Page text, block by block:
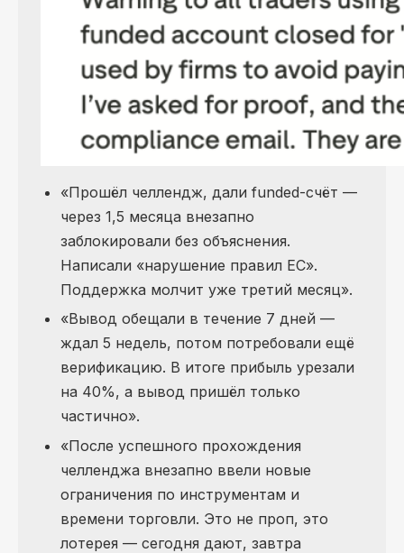
«Прошёл челлендж, дали funded-счёт —
через 1,5 месяца внезапно
заблокировали без объяснения.
Написали «нарушение правил ЕС».
Поддержка молчит уже третий месяц».
«Вывод обещали в течение 7 дней —
ждал 5 недель, потом потребовали ещё
верификацию. В итоге прибыль урезали
на 40%, а вывод пришёл только
частично».
«После успешного прохождения
челленджа внезапно ввели новые
ограничения по инструментам и
времени торговли. Это не проп, это
лотерея — сегодня дают, завтра